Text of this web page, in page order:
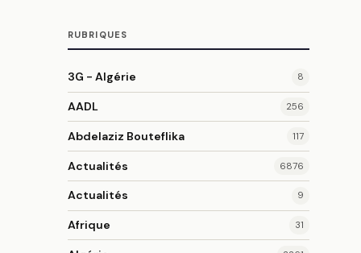
RUBRIQUES
3G - Algérie 8
AADL 256
Abdelaziz Bouteflika 117
Actualités 6876
Actualités 9
Afrique 31